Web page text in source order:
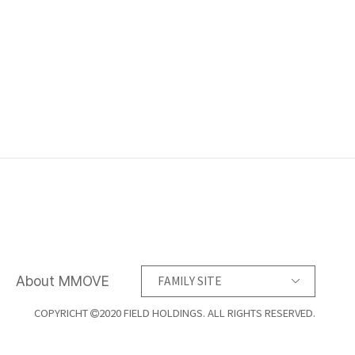
About MMOVE FAMILY SITE
COPYRICHT 2020 FIELD HOLDINGS. ALL RIGHTS RESERVED.